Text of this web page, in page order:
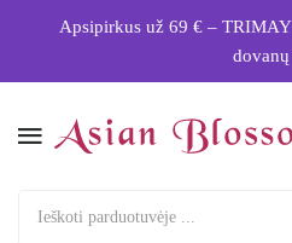
Apsipirkus už 69 € –
dovanų